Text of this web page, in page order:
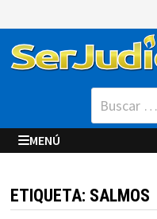
al
contenido
Buscar:
MENÚ
ETIQUETA: SALMOS